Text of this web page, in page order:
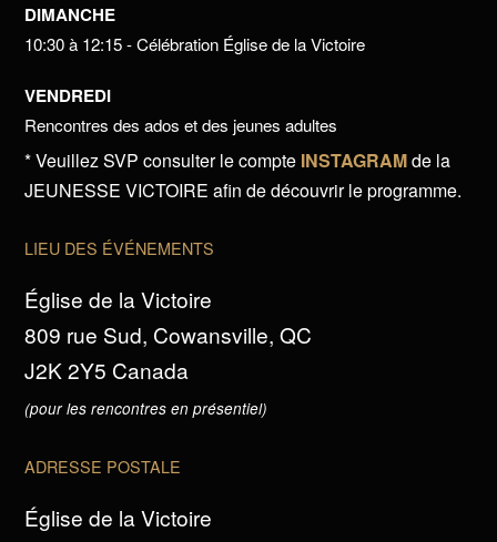
DIMANCHE
10:30 à 12:15 - Célébration Église de la Victoire
VENDREDI
Rencontres des ados et des jeunes adultes
* Veuillez SVP consulter le compte INSTAGRAMde la
JEUNESSE VICTOIRE afin de découvrir le programme.
LIEU DES ÉVÉNEMENTS
Église de la Victoire
809 rue Sud, Cowansville, QC
J2K 2Y5 Canada
(pour les rencontres en présentiel)
ADRESSE POSTALE
Église de la Victoire